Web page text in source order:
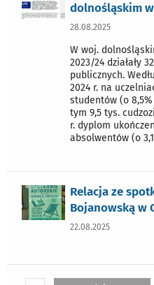
dolnośląskim
28.08.2025
W woj.
2023/24 działały
publicznych.
2024 r. na
studentów (o
tym 9,5 tys.
r. dyplom
absolwentów (o
Relacja ze
Bojanowską w
22.08.2025